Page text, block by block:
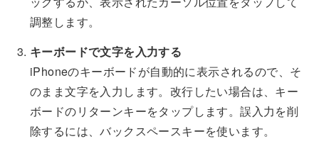
調整します。
キーボードで文字を入力する
iPhoneのキーボードが自動的に表示されるので、そ
のまま文字を入力します。改行したい場合は、キー
ボードのリターンキーをタップします。誤入力を削
除するには、バックスペースキーを使います。